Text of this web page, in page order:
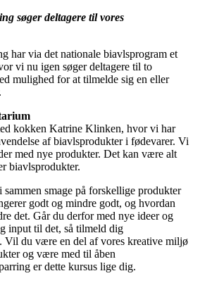
søger deltagere til vores
har via det nationale biavlsprogram et
vi nu igen søger deltagere til to
mulighed for at tilmelde sig en eller
kokken Katrine Klinken, hvor vi har
af biavlsprodukter i fødevarer. Vi
med nye produkter. Det kan være alt
biavlsprodukter.
smage på forskellige produkter
godt og mindre godt, og hvordan
det. Går du derfor med nye ideer og
input til det, så tilmeld dig
Vil du være en del af vores kreative miljø
og være med til åben
er dette kursus lige dig.